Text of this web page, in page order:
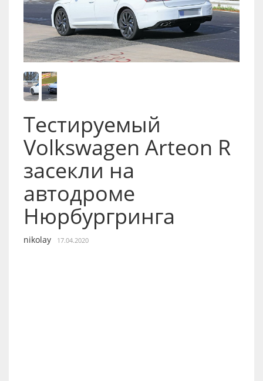
Тестируемый
Volkswagen Arteon R
засекли на
автодроме
Нюрбургринга
nikolay 17.04.2020